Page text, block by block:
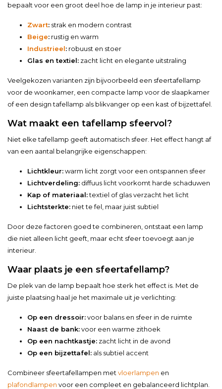
bepaalt voor een groot deel hoe de lamp in je interieur past:
Zwart: strak en modern contrast
Beige: rustig en warm
Industrieel: robuust en stoer
Glas en textiel: zacht licht en elegante uitstraling
Veelgekozen varianten zijn bijvoorbeeld een sfeertafellamp
voor de woonkamer, een compacte lamp voor de slaapkamer
of een design tafellamp als blikvanger op een kast of bijzettafel.
Wat maakt een tafellamp sfeervol?
Niet elke tafellamp geeft automatisch sfeer. Het effect hangt af
van een aantal belangrijke eigenschappen:
Lichtkleur:warm licht zorgt voor een ontspannen sfeer
Lichtverdeling: diffuus licht voorkomt harde schaduwen
Kap of materiaal:textiel of glas verzacht het licht
Lichtsterkte: niet te fel, maar juist subtiel
Door deze factoren goed te combineren, ontstaat een lamp
die niet alleen licht geeft, maar echt sfeer toevoegt aan je
interieur.
Waar plaats je een sfeertafellamp?
De plek van de lamp bepaalt hoe sterk het effect is. Met de
juiste plaatsing haal je het maximale uit je verlichting:
Op een dressoir:voor balans en sfeer in de ruimte
Naast de bank:voor een warme zithoek
Op een nachtkastje: zacht licht in de avond
Op een bijzettafel: als subtiel accent
Combineer sfeertafellampen met vloerlampen en
plafondlampen voor een compleet en gebalanceerd lichtplan.